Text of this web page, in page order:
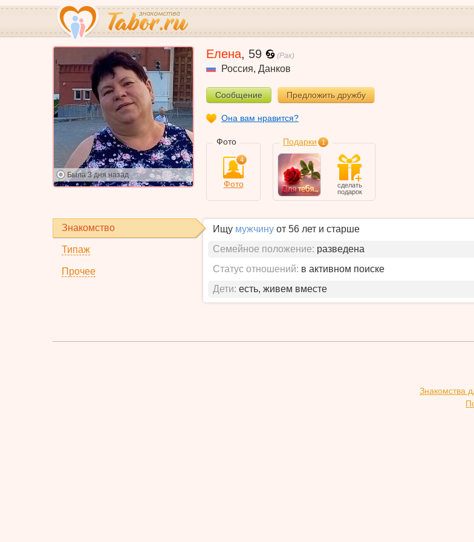
Была3 дня назад
Елена, 59 (Рак)
Россия, Данков
Сообщение Предложить дружбу
Она вам нравится?
Фото
4
Фото
Подарки 1
сделать
подарок
Знакомство
Типаж
Прочее
Ищу мужчину от 56 лет и старше
Семейное положение: разведена
Статус отношений: в активном поиске
Дети: есть, живем вместе
Знакомства